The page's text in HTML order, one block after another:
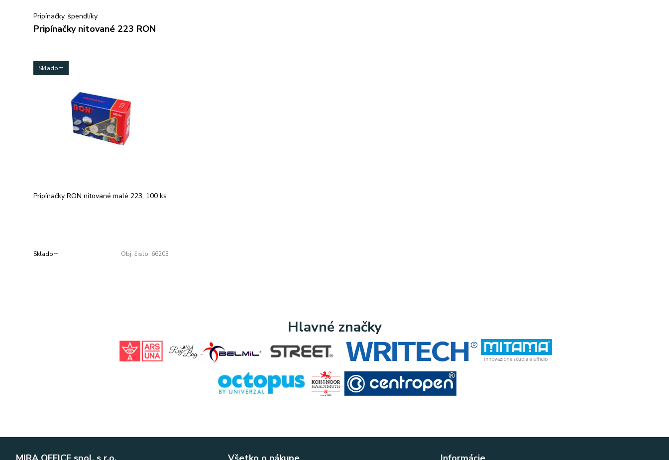
Pripínačky, špendlíky
Pripínačky nitované 223 RON
Skladom
Pripínačky RON nitované malé 223, 100 ks
Skladom Obj. čislo: 66203
Hlavné značky